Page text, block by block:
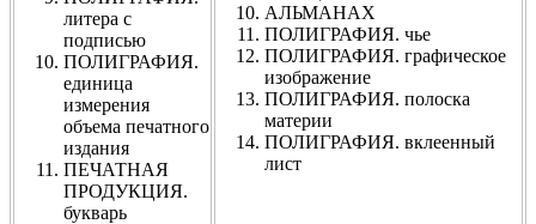
литера с
подписью
ПОЛИГРАФИЯ.
единица
измерения
объема печатного
издания
ПЕЧАТНАЯ
ПРОДУКЦИЯ.
букварь
АЛЬМАНАХ
ПОЛИГРАФИЯ. чье
ПОЛИГРАФИЯ. графическое
изображение
ПОЛИГРАФИЯ. полоска
материи
ПОЛИГРАФИЯ. вклеенный
лист